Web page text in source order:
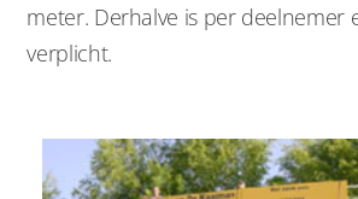
meter. Derhalve is per deelnemer
verplicht.